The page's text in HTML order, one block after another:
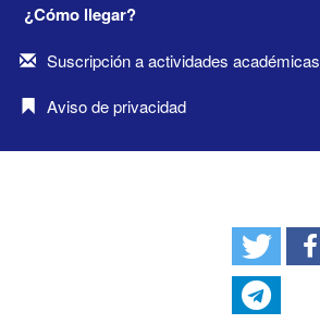
¿Cómo llegar?
Suscripción a actividades académicas
Aviso de privacidad